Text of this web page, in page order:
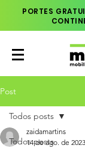
PORTES
Post
Todos posts
Todos posts
zaidamartins
14 de ago. de 2023